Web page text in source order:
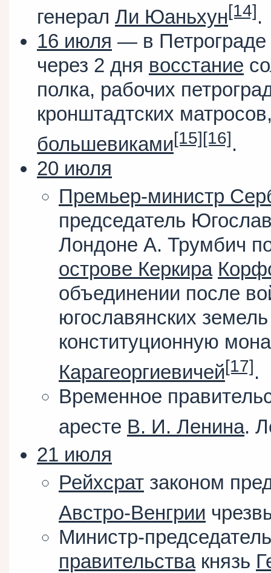
генерал Ли Юаньхун[14].
16 июля — в Петрограде
через 2 дня восстание
полка, рабочих
кронштадтских
большевиками[15][16].
20 июля
Премьер-министр
председатель
Лондоне А. Трумбич
острове Керкира
объединении после
югославянских
конституционную
Карагеоргиевичей[17].
Временное
аресте В. И. Ленина.
21 июля
Рейхсрат законом
Австро-Венгрии
Министр-
правительствакнязь